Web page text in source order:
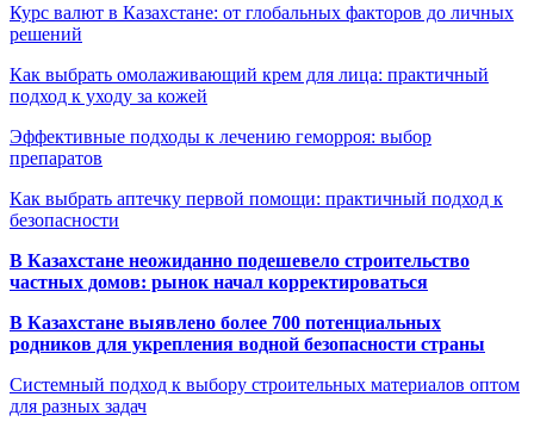
Курс валют в Казахстане: от глобальных факторов до личных
решений
Как выбрать омолаживающий крем для лица: практичный
подход к уходу за кожей
Эффективные подходы к лечению геморроя: выбор
препаратов
Как выбрать аптечку первой помощи: практичный подход к
безопасности
В Казахстане неожиданно подешевело строительство
частных домов: рынок начал корректироваться
В Казахстане выявлено более 700 потенциальных
родников для укрепления водной безопасности страны
Системный подход к выбору строительных материалов оптом
для разных задач